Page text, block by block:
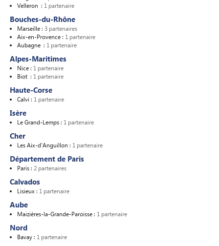
Velleron : 1 partenaire
Bouches-du-Rhône
Marseille : 3 partenaires
Aix-en-Provence : 1 partenaire
Aubagne : 1 partenaire
Alpes-Maritimes
Nice : 1 partenaire
Biot : 1 partenaire
Haute-Corse
Calvi : 1 partenaire
Isère
Le Grand-Lemps : 1 partenaire
Cher
Les Aix-d'Anguillon : 1 partenaire
Département de Paris
Paris : 2 partenaires
Calvados
Lisieux : 1 partenaire
Aube
Maizières-la-Grande-Paroisse : 1 partenaire
Nord
Bavay : 1 partenaire